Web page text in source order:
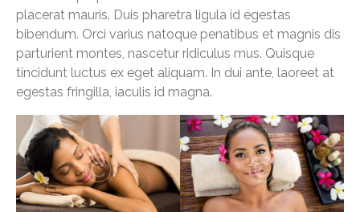
placerat mauris. Duis pharetra ligula id egestas
bibendum. Orci varius natoque penatibus et magnis dis
parturient montes, nascetur ridiculus mus. Quisque
tincidunt luctus ex eget aliquam. In dui ante, laoreet at
egestas fringilla, iaculis id magna.